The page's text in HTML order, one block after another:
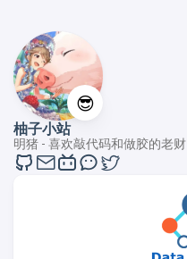
😎
柚子小站
明猪 - 喜欢敲代码和做胶的老财